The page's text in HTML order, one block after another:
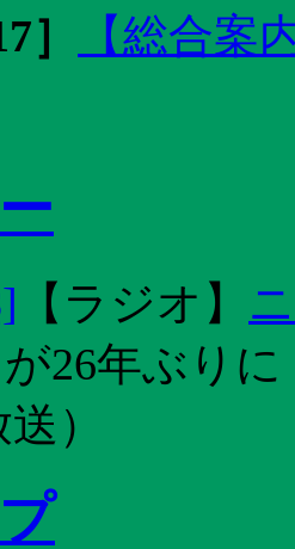
］
【総合
【 ラジオ 】
26年ぶり
）